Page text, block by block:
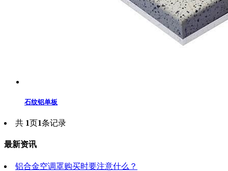
石纹铝单板
共 1页1条记录
最新资讯
铝合金空调罩购买时要注意什么？